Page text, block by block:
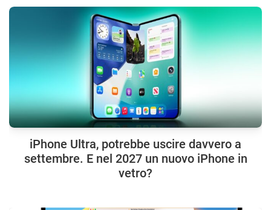
iPhone Ultra, potrebbe uscire davvero a
settembre. E nel 2027 un nuovo iPhone in
vetro?